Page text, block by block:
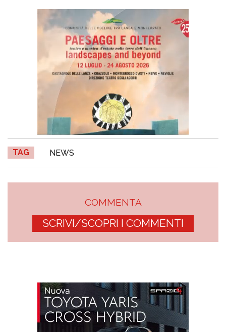
TAG NEWS
COMMENTA
SCRIVI/SCOPRI I COMMENTI